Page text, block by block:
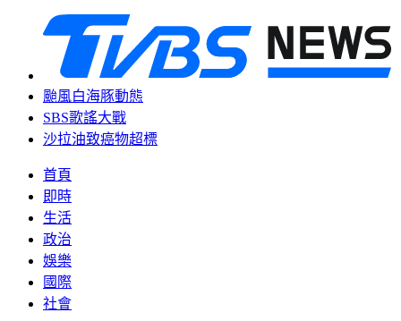
颱風白海豚動態
SBS歌謠大戰
沙拉油致癌物超標
首頁
即時
生活
政治
娛樂
國際
社會